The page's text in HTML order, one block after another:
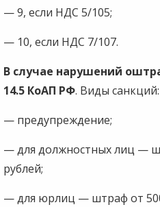
— 9, если НДС 5/105;
— 10, если НДС 7/107.
В случае нарушений
14.5 КоАП РФ. Виды санкций:
— предупреждение;
— для должностных лиц —
рублей;
— для юрлиц — штраф от